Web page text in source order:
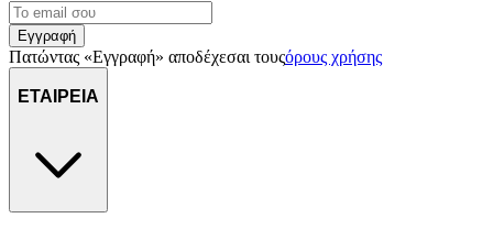
Εγγραφή
Πατώντας «Εγγραφή» αποδέχεσαι τουςόρους χρήσης
ΕΤΑΙΡΕΙΑ